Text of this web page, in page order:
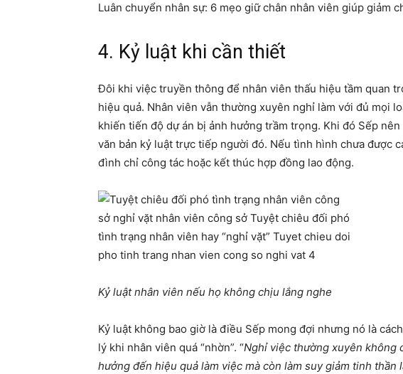
Luân chuyển nhân sự: 6 mẹo giữ chân nhân viên giúp giảm
4. Kỷ luật khi cần thiết
Đôi khi việc truyền thông để nhân viên thấu hiệu tầm quan
hiệu quả. Nhân viên vẫn thường xuyên nghỉ làm với đủ mọi
khiến tiến độ dự án bị ảnh hưởng trầm trọng. Khi đó Sếp
văn bản kỷ luật trực tiếp người đó. Nếu tình hình chưa được
đình chỉ công tác hoặc kết thúc hợp đồng lao động.
Kỷ luật nhân viên nếu họ không chịu lắng nghe
Kỷ luật không bao giờ là điều Sếp mong đợi nhưng nó là
lý khi nhân viên quá “nhờn”. “Nghỉ việc thường xuyên không
hưởng đến hiệu quả làm việc mà còn làm suy giảm tinh